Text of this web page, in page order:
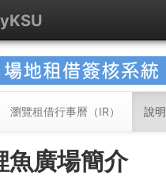
瀏覽租借行事曆（IR） 說
魚廣場簡介